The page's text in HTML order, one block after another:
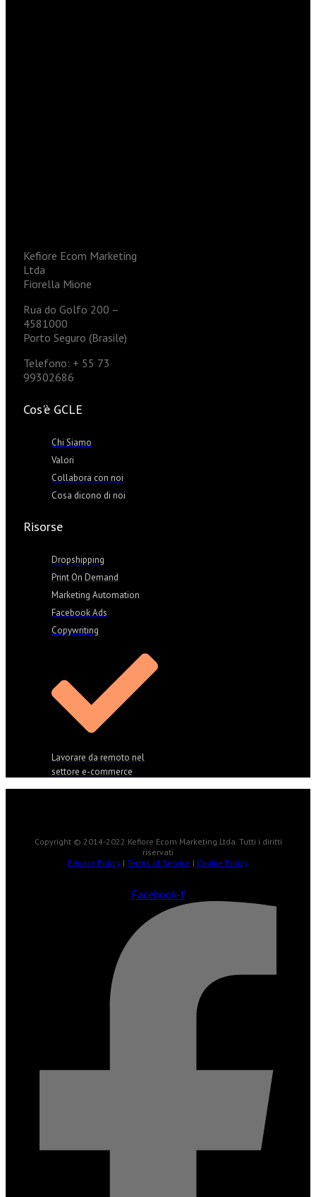
Kefiore Ecom Marketing
Ltda
Fiorella Mione
Rua do Golfo 200 –
4581000
Porto Seguro (Brasile)
Telefono: + 55 73
99302686
Cos'è GCLE
Chi Siamo
Valori
Collabora con noi
Cosa dicono di noi
Risorse
Dropshipping
Print On Demand
Marketing Automation
Facebook Ads
Copywriting
Lavorare da remoto nel
settore e-commerce
Copyright © 2014-2022 Kefiore Ecom Marketing Ltda. Tutti i diritti
riservati
Privacy Policy | Terms of Service | Cookie Policy
Facebook-f